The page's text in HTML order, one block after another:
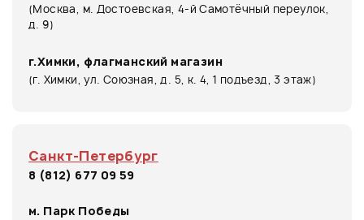
(Москва, м. Достоевская, 4-й Самотёчный переулок,
д. 9)
г.Химки, флагманский магазин
(г. Химки, ул. Союзная, д. 5, к. 4, 1 подъезд, 3 этаж)
Санкт-Петербург
8 (812) 677 09 59
м. Парк Победы